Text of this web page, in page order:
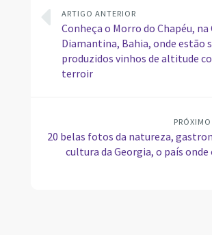
ARTIGO ANTERIOR
Conheça o Morro do Chapéu, na
Diamantina, Bahia, onde estão
produzidos vinhos de altitude
terroir
20 belas fotos da natureza,
cultura da Georgia, o país onde